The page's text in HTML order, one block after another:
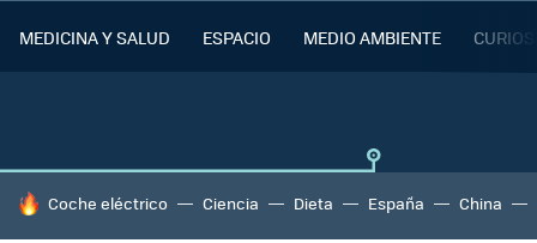
MEDICINA Y SALUD ESPACIO MEDIO AMBIENTE
HOY SE HABLA DE
Coche eléctrico Ciencia Dieta España China